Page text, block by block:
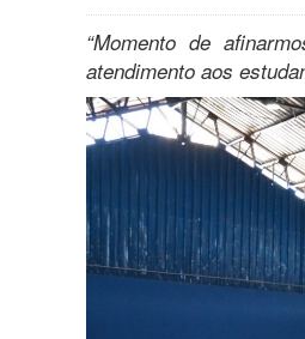
“Momento de
atendimento aos